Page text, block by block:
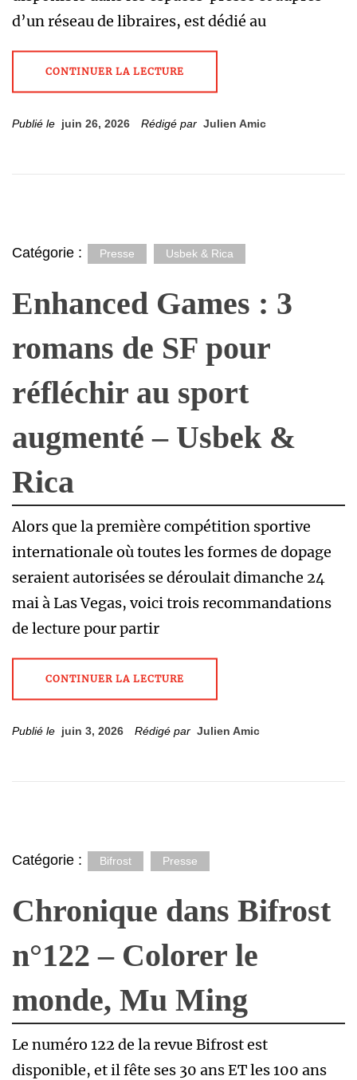
d’un réseau de libraires, est dédié au
CONTINUER LA LECTURE
Publié le juin 26, 2026 Rédigé par Julien Amic
Catégorie : Presse Usbek & Rica
Enhanced Games : 3
romans de SF pour
réfléchir au sport
augmenté – Usbek &
Rica
Alors que la première compétition sportive
internationale où toutes les formes de dopage
seraient autorisées se déroulait dimanche 24
mai à Las Vegas, voici trois recommandations
de lecture pour partir
CONTINUER LA LECTURE
Publié le juin 3, 2026 Rédigé par Julien Amic
Catégorie : Bifrost Presse
Chronique dans Bifrost
n°122 – Colorer le
monde, Mu Ming
Le numéro 122 de la revue Bifrost est
disponible, et il fête ses 30 ans ET les 100 ans